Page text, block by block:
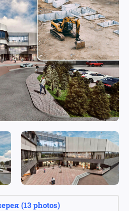
(13 photos)